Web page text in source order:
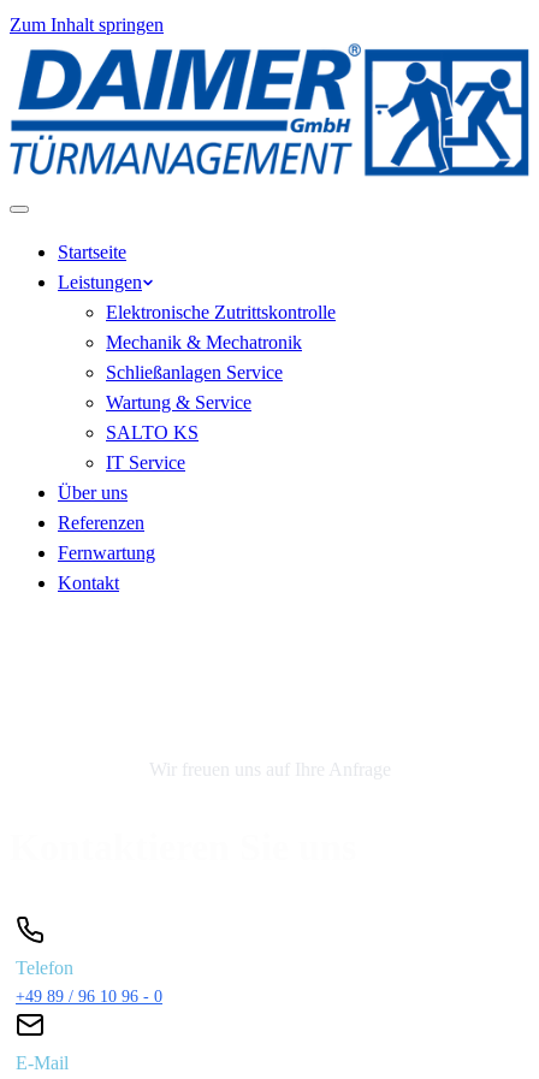
Zum Inhalt springen
Zum
Inhalt
springen
Zur
Navigation
springen
Zum
Footer
springen
Menü
Startseite
Leistungen
Elektronische Zutrittskontrolle
Mechanik & Mechatronik
Schließanlagen Service
Wartung & Service
SALTO KS
IT Service
Über uns
Referenzen
Fernwartung
Kontakt
Wir freuen uns auf Ihre Anfrage
Telefon
+49 89 / 96 10 96 - 0
E-Mail